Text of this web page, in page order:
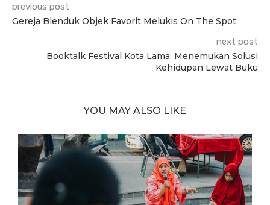
previous post
Gereja Blenduk Objek Favorit Melukis On The Spot
next post
Booktalk Festival Kota Lama: Menemukan Solusi
Kehidupan Lewat Buku
YOU MAY ALSO LIKE